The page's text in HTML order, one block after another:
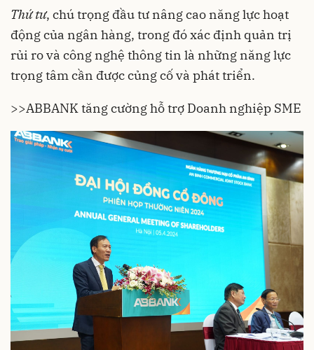
Thứ tư, chú trọng đầu tư nâng cao năng lực hoạt
động của ngân hàng, trong đó xác định quản trị
rủi ro và công nghệ thông tin là những năng lực
trọng tâm cần được củng cố và phát triển.
>>ABBANK tăng cường hỗ trợ Doanh nghiệp SME